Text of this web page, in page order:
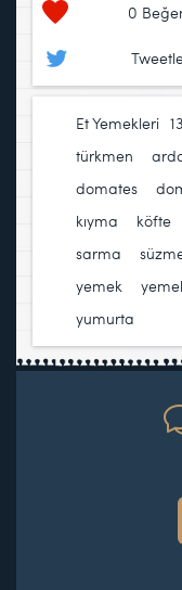
0
Et Yemekleri
türkmen
domates
kıyma
köfte
sarma
yemek
yumurta